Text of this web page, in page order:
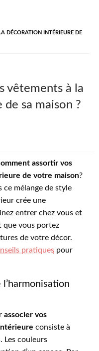
DÉCORATION INTÉRIEURE DE
vêtements à la
sa maison ?
assortir vos
de votre maison?
ce mélange de style
crée une
entrer chez vous et
que vous portez
de votre décor.
pratiques pour
associer vos
consiste à
Les couleurs